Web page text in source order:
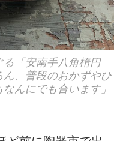
る「安南手八角楕円
、普段のおかずやひ
んにでも合います」